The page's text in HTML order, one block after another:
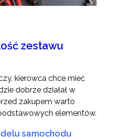
zestawu
kierowca chce mieć
dobrze działał w
zakupem warto
elementów.
samochodu